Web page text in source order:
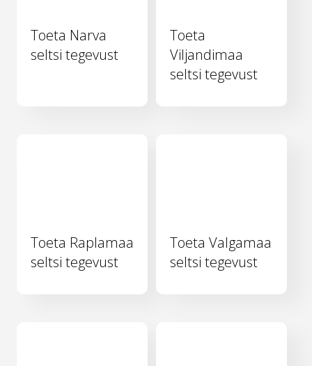
Toeta Narva
seltsi tegevust
Toeta
Viljandimaa
seltsi tegevust
Toeta Raplamaa
seltsi tegevust
Toeta Valgamaa
seltsi tegevust